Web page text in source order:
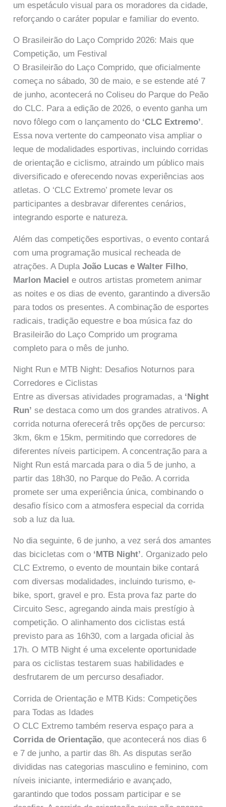
um espetáculo visual para os moradores da cidade,
reforçando o caráter popular e familiar do evento.
O Brasileirão do Laço Comprido 2026: Mais que
Competição, um Festival
O Brasileirão do Laço Comprido, que oficialmente
começa no sábado, 30 de maio, e se estende até 7
de junho, acontecerá no Coliseu do Parque do Peão
do CLC. Para a edição de 2026, o evento ganha um
novo fôlego com o lançamento do ‘CLC Extremo’.
Essa nova vertente do campeonato visa ampliar o
leque de modalidades esportivas, incluindo corridas
de orientação e ciclismo, atraindo um público mais
diversificado e oferecendo novas experiências aos
atletas. O ‘CLC Extremo’ promete levar os
participantes a desbravar diferentes cenários,
integrando esporte e natureza.
Além das competições esportivas, o evento contará
com uma programação musical recheada de
atrações. A DuplaJoão Lucas e Walter Filho,
Marlon Maciel e outros artistas prometem animar
as noites e os dias de evento, garantindo a diversão
para todos os presentes. A combinação de esportes
radicais, tradição equestre e boa música faz do
Brasileirão do Laço Comprido um programa
completo para o mês de junho.
Night Run e MTB Night: Desafios Noturnos para
Corredores e Ciclistas
Entre as diversas atividades programadas, a ‘Night
Run’ se destaca como um dos grandes atrativos. A
corrida noturna oferecerá três opções de percurso:
3km, 6km e 15km, permitindo que corredores de
diferentes níveis participem. A concentração para a
Night Run está marcada para o dia 5 de junho, a
partir das 18h30, no Parque do Peão. A corrida
promete ser uma experiência única, combinando o
desafio físico com a atmosfera especial da corrida
sob a luz da lua.
No dia seguinte, 6 de junho, a vez será dos amantes
das bicicletas com o ‘MTB Night’. Organizado pelo
CLC Extremo, o evento de mountain bike contará
com diversas modalidades, incluindo turismo, e-
bike, sport, gravel e pro. Esta prova faz parte do
Circuito Sesc, agregando ainda mais prestígio à
competição. O alinhamento dos ciclistas está
previsto para as 16h30, com a largada oficial às
17h. O MTB Night é uma excelente oportunidade
para os ciclistas testarem suas habilidades e
desfrutarem de um percurso desafiador.
Corrida de Orientação e MTB Kids: Competições
para Todas as Idades
O CLC Extremo também reserva espaço para a
Corrida de Orientação, que acontecerá nos dias 6
e 7 de junho, a partir das 8h. As disputas serão
divididas nas categorias masculino e feminino, com
níveis iniciante, intermediário e avançado,
garantindo que todos possam participar e se